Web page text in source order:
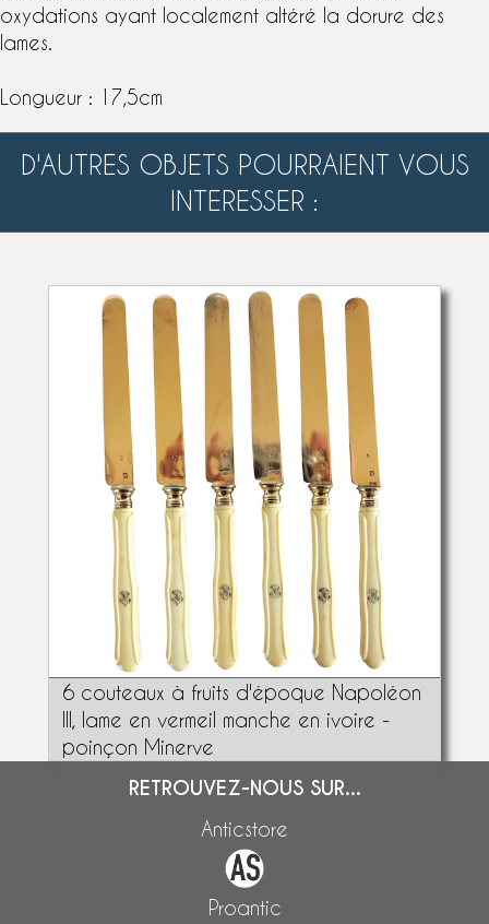
oxydations ayant localement altéré la dorure des
lames.
Longueur : 17,5cm
D'AUTRES OBJETS POURRAIENT VOUS
INTERESSER :
6 couteaux à fruits d'époque Napoléon
III, lame en vermeil manche en ivoire -
poinçon Minerve
RETROUVEZ-NOUS SUR...
Anticstore
Proantic